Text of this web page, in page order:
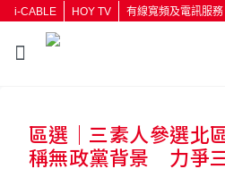
i-CABLE HOY TV 有線寬頻及電訊服務
按輸入鍵開始
區選｜三素人參選北
稱無政黨背景 力爭